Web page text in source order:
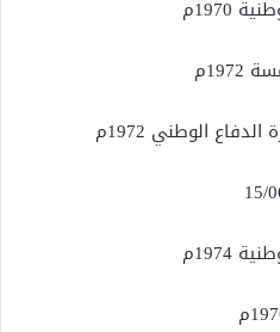
الوطني 1972م